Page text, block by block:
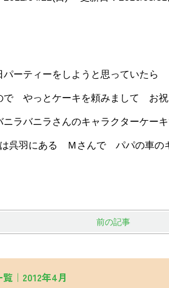
パーティーをしようと思っていたら
で やっとケーキを頼みまして お祝
ニラバニラさんのキャラクターケーキ
呉羽にある Ｍさんで パパの車の
前の記事
｜2012年4月